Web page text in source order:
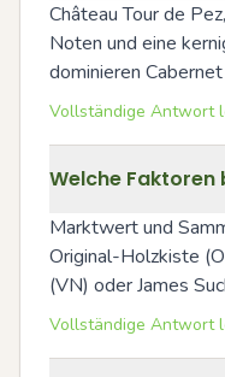
Château Tour de
Noten und eine
dominieren
Vollständige Antwort
Welche
Marktwert und
Original-Holzkiste
(VN) oder James
Vollständige Antwort